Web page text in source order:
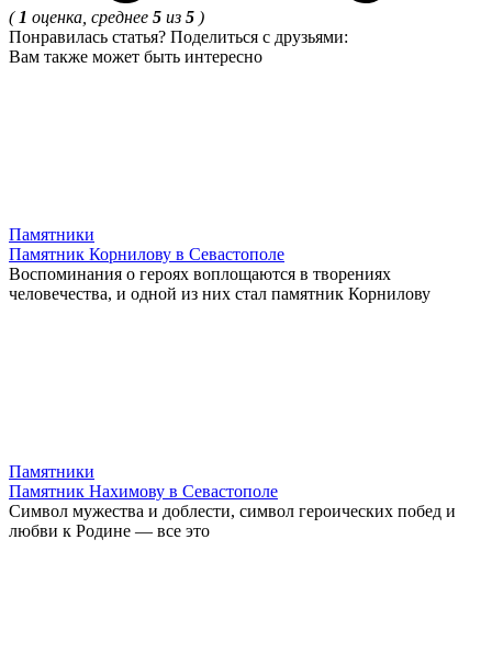
( 1 оценка, среднее 5 из 5 )
Понравилась статья? Поделиться с друзьями:
Вам также может быть интересно
Памятники
Памятник Корнилову в Севастополе
Воспоминания о героях воплощаются в творениях
человечества, и одной из них стал памятник Корнилову
Памятники
Памятник Нахимову в Севастополе
Символ мужества и доблести, символ героических побед и
любви к Родине — все это